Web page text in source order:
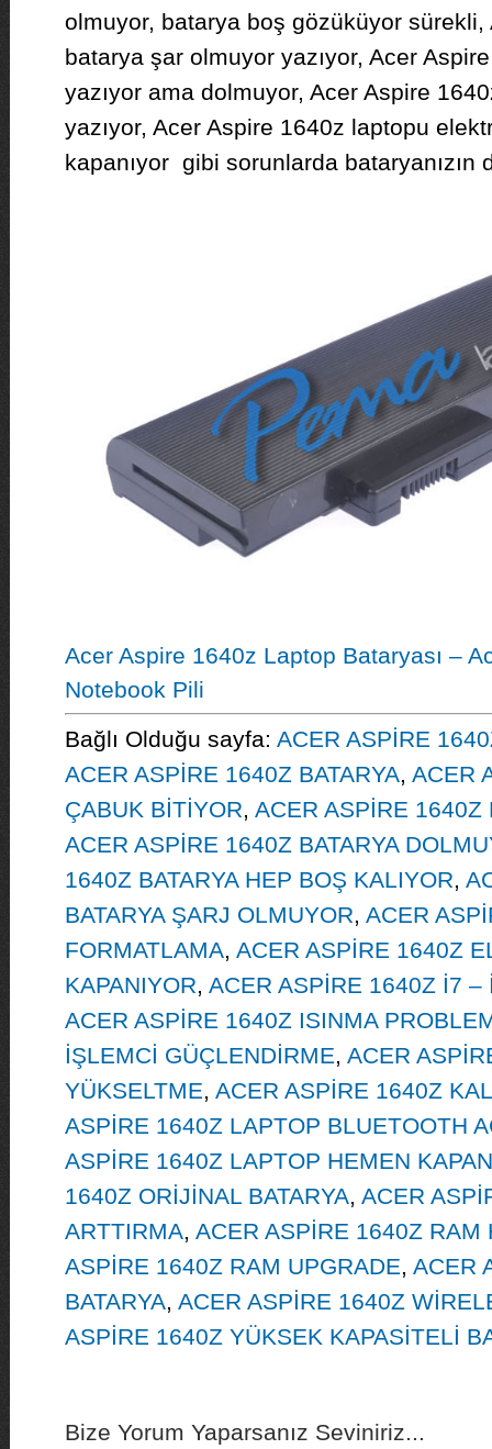
olmuyor, batarya boş gözüküyor sürekli,
batarya şar olmuyor yazıyor, Acer
yazıyor ama dolmuyor, Acer Aspire
yazıyor, Acer Aspire 1640z laptopu
kapanıyor gibi sorunlarda bataryanızın
Acer Aspire 1640z Laptop Bataryası –
Notebook Pili
Bağlı Olduğu sayfa: ACER ASPİRE
ACER ASPİRE 1640Z BATARYA, ACER
ÇABUK BİTİYOR, ACER ASPİRE 1640Z
ACER ASPİRE 1640Z BATARYA
1640Z BATARYA HEP BOŞ KALIYOR,
BATARYA ŞARJ OLMUYOR, ACER
FORMATLAMA, ACER ASPİRE 1640Z
KAPANIYOR, ACER ASPİRE 1640Z İ7
ACER ASPİRE 1640Z ISINMA
İŞLEMCİ GÜÇLENDİRME, ACER
YÜKSELTME, ACER ASPİRE 1640Z
ASPİRE 1640Z LAPTOP BLUETOOTH
ASPİRE 1640Z LAPTOP HEMEN
1640Z ORİJİNAL BATARYA, ACER
ARTTIRMA, ACER ASPİRE 1640Z RAM
ASPİRE 1640Z RAM UPGRADE, ACER
BATARYA, ACER ASPİRE 1640Z
ASPİRE 1640Z YÜKSEK KAPASİTELİ
Bize Yorum Yaparsanız Seviniriz...